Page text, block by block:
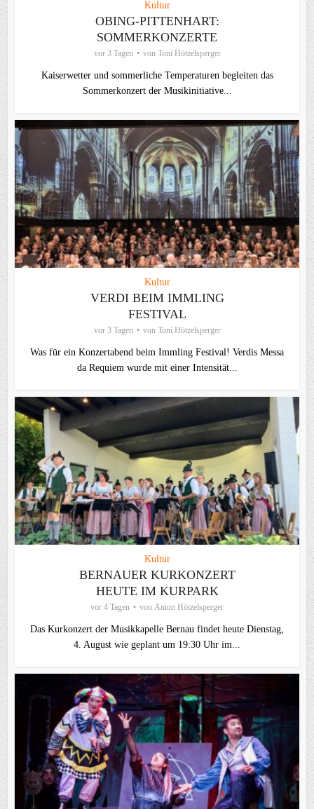
Kultur
OBING-PITTENHART:
SOMMERKONZERTE
vor 3 Tagen von Toni Hötzelsperger
Kaiserwetter und sommerliche Temperaturen begleiten das
Sommerkonzert der Musikinitiative...
Kultur
VERDI BEIM IMMLING
FESTIVAL
vor 3 Tagen von Toni Hötzelsperger
Was für ein Konzertabend beim Immling Festival! Verdis Messa
da Requiem wurde mit einer Intensität...
Kultur
BERNAUER KURKONZERT
HEUTE IM KURPARK
vor 4 Tagen von Anton Hötzelsperger
Das Kurkonzert der Musikkapelle Bernau findet heute Dienstag,
4. August wie geplant um 19:30 Uhr im...